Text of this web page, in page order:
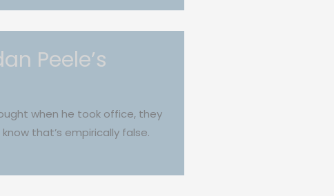
Peele’s
when he took office, they
that’s empirically false.